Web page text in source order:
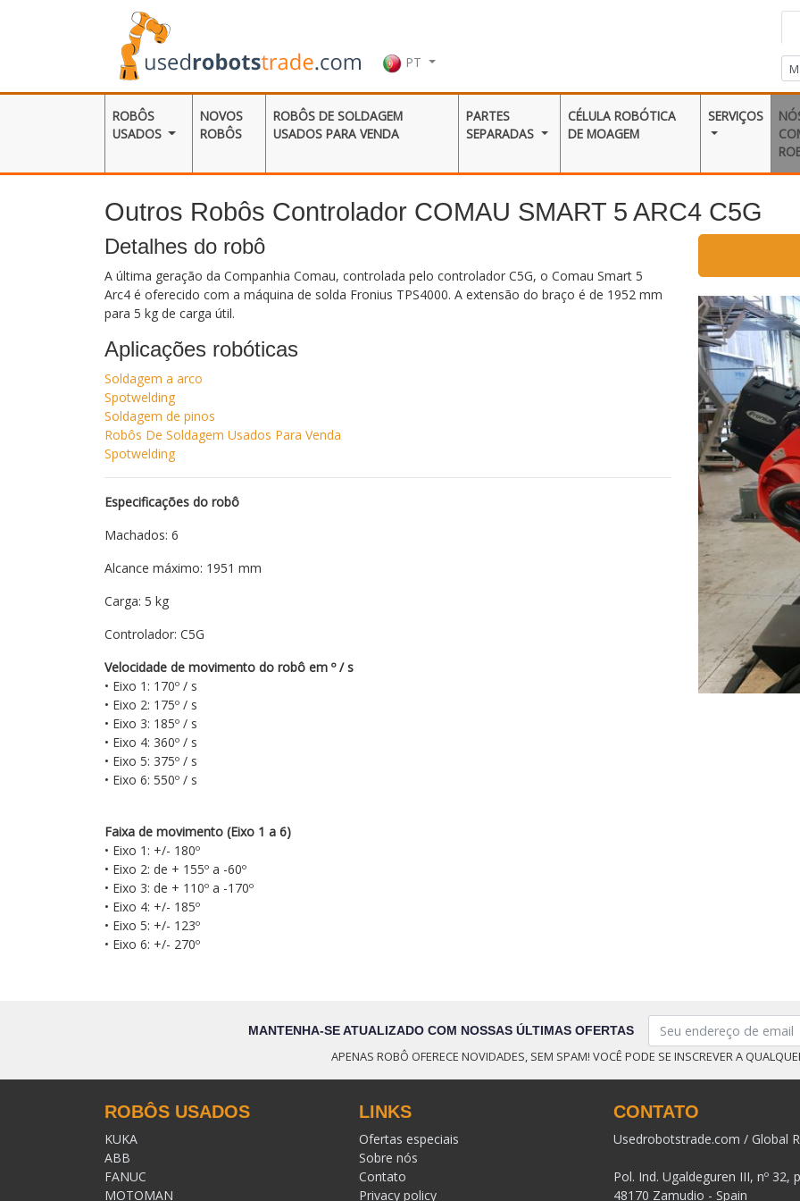
PT
ROBÔS
USADOS
NOVOS
ROBÔS
ROBÔS DE SOLDAGEM
USADOS ​​PARA VENDA
PARTES
SEPARADAS
CÉLULA ROBÓTICA
DE MOAGEM
SERVIÇOS
Outros Robôs Controlador COMAU SMART 5 ARC4 C5G
Detalhes do robô
A última geração da Companhia Comau, controlada pelo controlador C5G, o Comau Smart 5
Arc4 é oferecido com a máquina de solda Fronius TPS4000. A extensão do braço é de 1952 mm
para 5 kg de carga útil.
Aplicações robóticas
Soldagem a arco
Spotwelding
Soldagem de pinos
Robôs De Soldagem Usados ​​Para Venda
Spotwelding
Especificações do robô
Machados: 6
Alcance máximo: 1951 mm
Carga: 5 kg
Controlador: C5G
Velocidade de movimento do robô em º / s
• Eixo 1: 170º / s
• Eixo 2: 175º / s
• Eixo 3: 185º / s
• Eixo 4: 360º / s
• Eixo 5: 375º / s
• Eixo 6: 550º / s
Faixa de movimento (Eixo 1 a 6)
• Eixo 1: +/- 180º
• Eixo 2: de + 155º a -60º
• Eixo 3: de + 110º a -170º
• Eixo 4: +/- 185º
• Eixo 5: +/- 123º
• Eixo 6: +/- 270º
MANTENHA-SE ATUALIZADO COM NOSSAS ÚLTIMAS OFERTAS
APENAS ROBÔ OFERECE NOVIDADES, SEM SPAM! VOCÊ PODE SE INSCREVER A
ROBÔS USADOS
KUKA
ABB
FANUC
MOTOMAN
LINKS
Ofertas especiais
Sobre nós
Contato
Privacy policy
CONTATO
Usedrobotstrade.com / Global
Pol. Ind. Ugaldeguren III, nº 32,
48170 Zamudio - Spain